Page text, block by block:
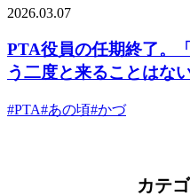
2026.03.07
PTA役員の任期終了。
う二度と来ることはな
#PTA#あの頃#かづ
カテ